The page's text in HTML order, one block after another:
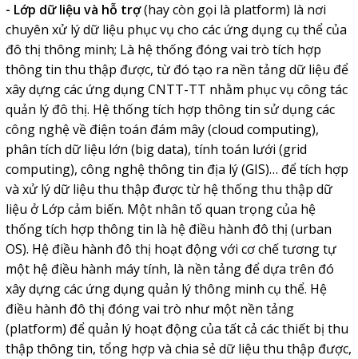
- Lớp dữ liệu và hỗ trợ(hay còn gọi là platform) là nơi
chuyên xử lý dữ liệu phục vụ cho các ứng dụng cụ thể của
đô thị thông minh; Là hệ thống đóng vai trò tích hợp
thông tin thu thập được, từ đó tạo ra nền tảng dữ liệu để
xây dựng các ứng dụng CNTT-TT nhằm phục vụ công tác
quản lý đô thị. Hệ thống tích hợp thông tin sử dụng các
công nghệ về điện toán đám mây (cloud computing),
phân tích dữ liệu lớn (big data), tính toán lưới (grid
computing), công nghệ thông tin địa lý (GIS)… để tích hợp
và xử lý dữ liệu thu thập được từ hệ thống thu thập dữ
liệu ở Lớp cảm biến. Một nhân tố quan trọng của hệ
thống tích hợp thông tin là hệ điều hành đô thị (urban
OS). Hệ điều hành đô thị hoạt động với cơ chế tương tự
một hệ điều hành máy tính, là nền tảng để dựa trên đó
xây dựng các ứng dụng quản lý thông minh cụ thể. Hệ
điều hành đô thị đóng vai trò như một nền tảng
(platform) để quản lý hoạt động của tất cả các thiết bị thu
thập thông tin, tổng hợp và chia sẻ dữ liệu thu thập được,